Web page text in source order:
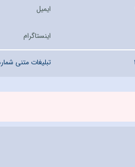
ایمیل
اینستاگرام
تبلیغات متنی شماره